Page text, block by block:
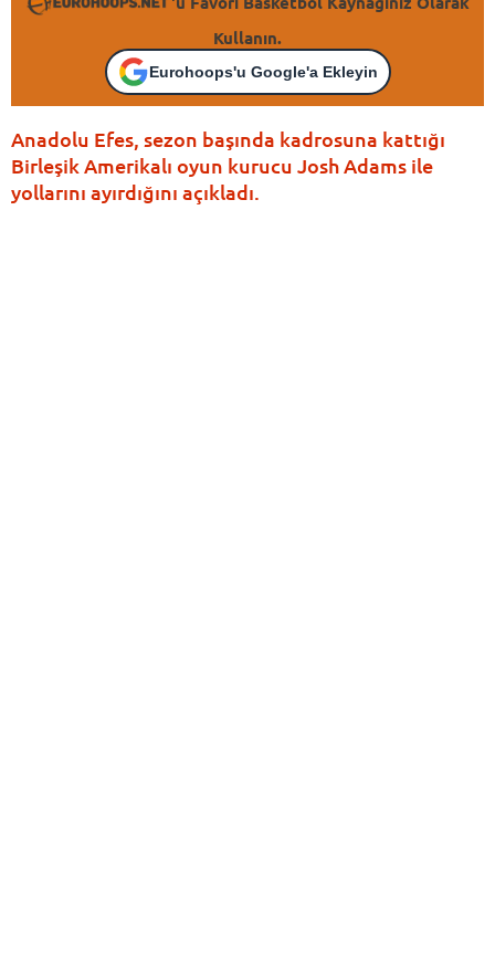
Kullanın.
Eurohoops'u Google'a Ekleyin
Anadolu Efes, sezon başında kadrosuna kattığı
Birleşik Amerikalı oyun kurucu Josh Adams ile
yollarını ayırdığını açıkladı.